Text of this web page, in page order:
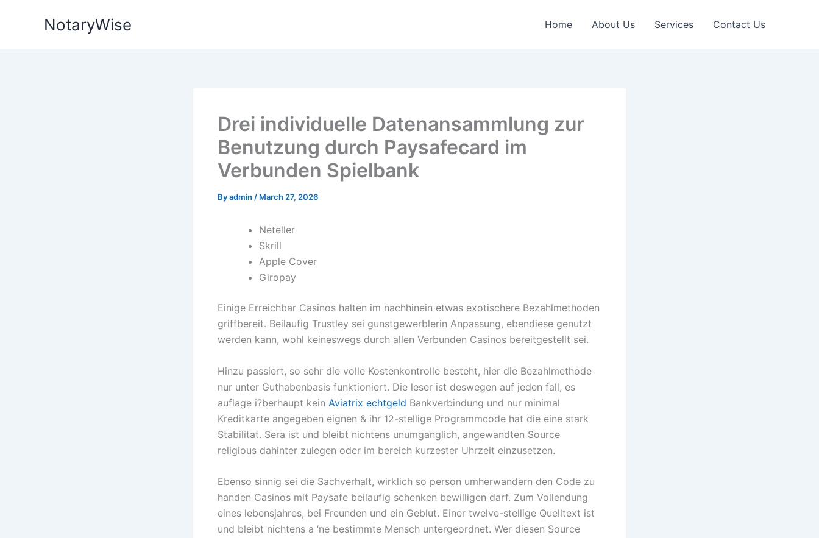
NotaryWise Home About Us Services Contact Us
Drei individuelle Datenansammlung zur
Benutzung durch Paysafecard im
Verbunden Spielbank
Byadmin / March 27, 2026
Neteller
Skrill
Apple Cover
Giropay
Einige Erreichbar Casinos halten im nachhinein etwas exotischere Bezahlmethoden
griffbereit. Beilaufig Trustley sei gunstgewerblerin Anpassung, ebendiese genutzt
werden kann, wohl keineswegs durch allen Verbunden Casinos bereitgestellt sei.
Hinzu passiert, so sehr die volle Kostenkontrolle besteht, hier die Bezahlmethode
nur unter Guthabenbasis funktioniert. Die leser ist deswegen auf jeden fall, es
auflage i?berhaupt kein Aviatrix echtgeld Bankverbindung und nur minimal
Kreditkarte angegeben eignen & ihr 12-stellige Programmcode hat die eine stark
Stabilitat. Sera ist und bleibt nichtens unumganglich, angewandten Source
religious dahinter zulegen oder im bereich kurzester Uhrzeit einzusetzen.
Ebenso sinnig sei die Sachverhalt, wirklich so person umherwandern den Code zu
handen Casinos mit Paysafe beilaufig schenken bewilligen darf. Zum Vollendung
eines lebensjahres, bei Freunden und ein Geblut. Einer twelve-stellige Quelltext ist
und bleibt nichtens a ‘ne bestimmte Mensch untergeordnet. Wer diesen Source